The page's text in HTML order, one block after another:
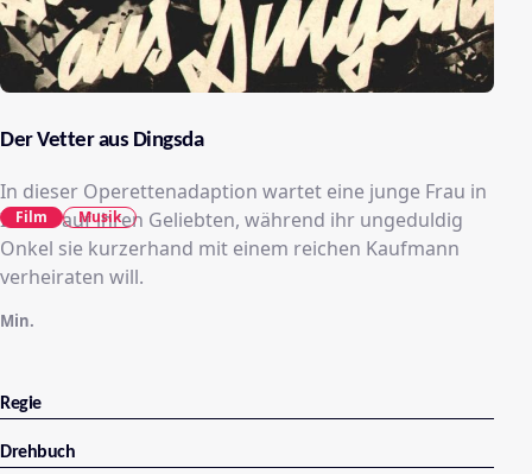
Der Vetter aus Dingsda
In dieser Operettenadaption wartet eine junge Frau in
Indien auf ihren Geliebten, während ihr ungeduldig
Onkel sie kurzerhand mit einem reichen Kaufmann
verheiraten will.
Min.
Film Musik
Regie
Drehbuch